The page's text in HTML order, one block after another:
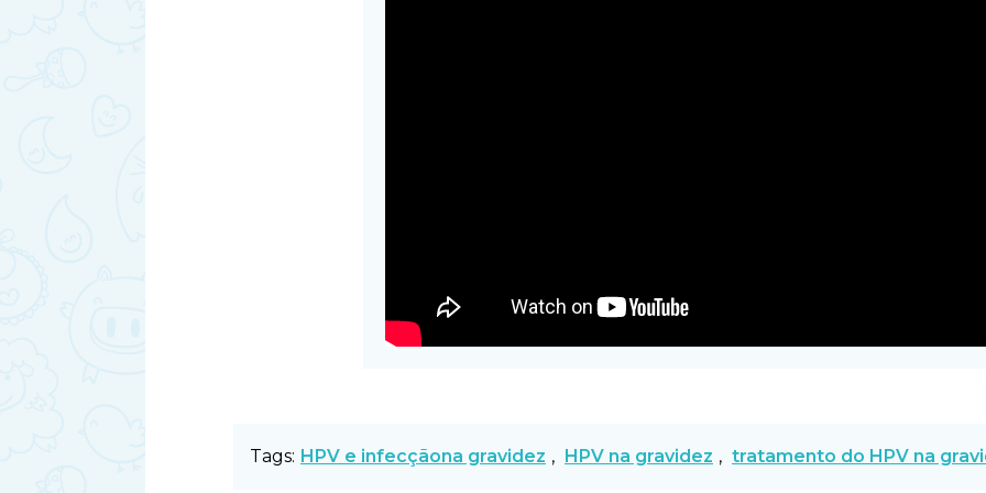
Tags: HPV e infecçãona gravidez , HPV na gravidez , tratamento do HPV na